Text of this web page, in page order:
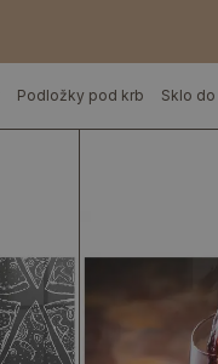
Podložky pod krb Sklo